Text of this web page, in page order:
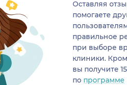
Оставляя
помогаете
правильное
при выборе
клиники.
вы получите
по программе